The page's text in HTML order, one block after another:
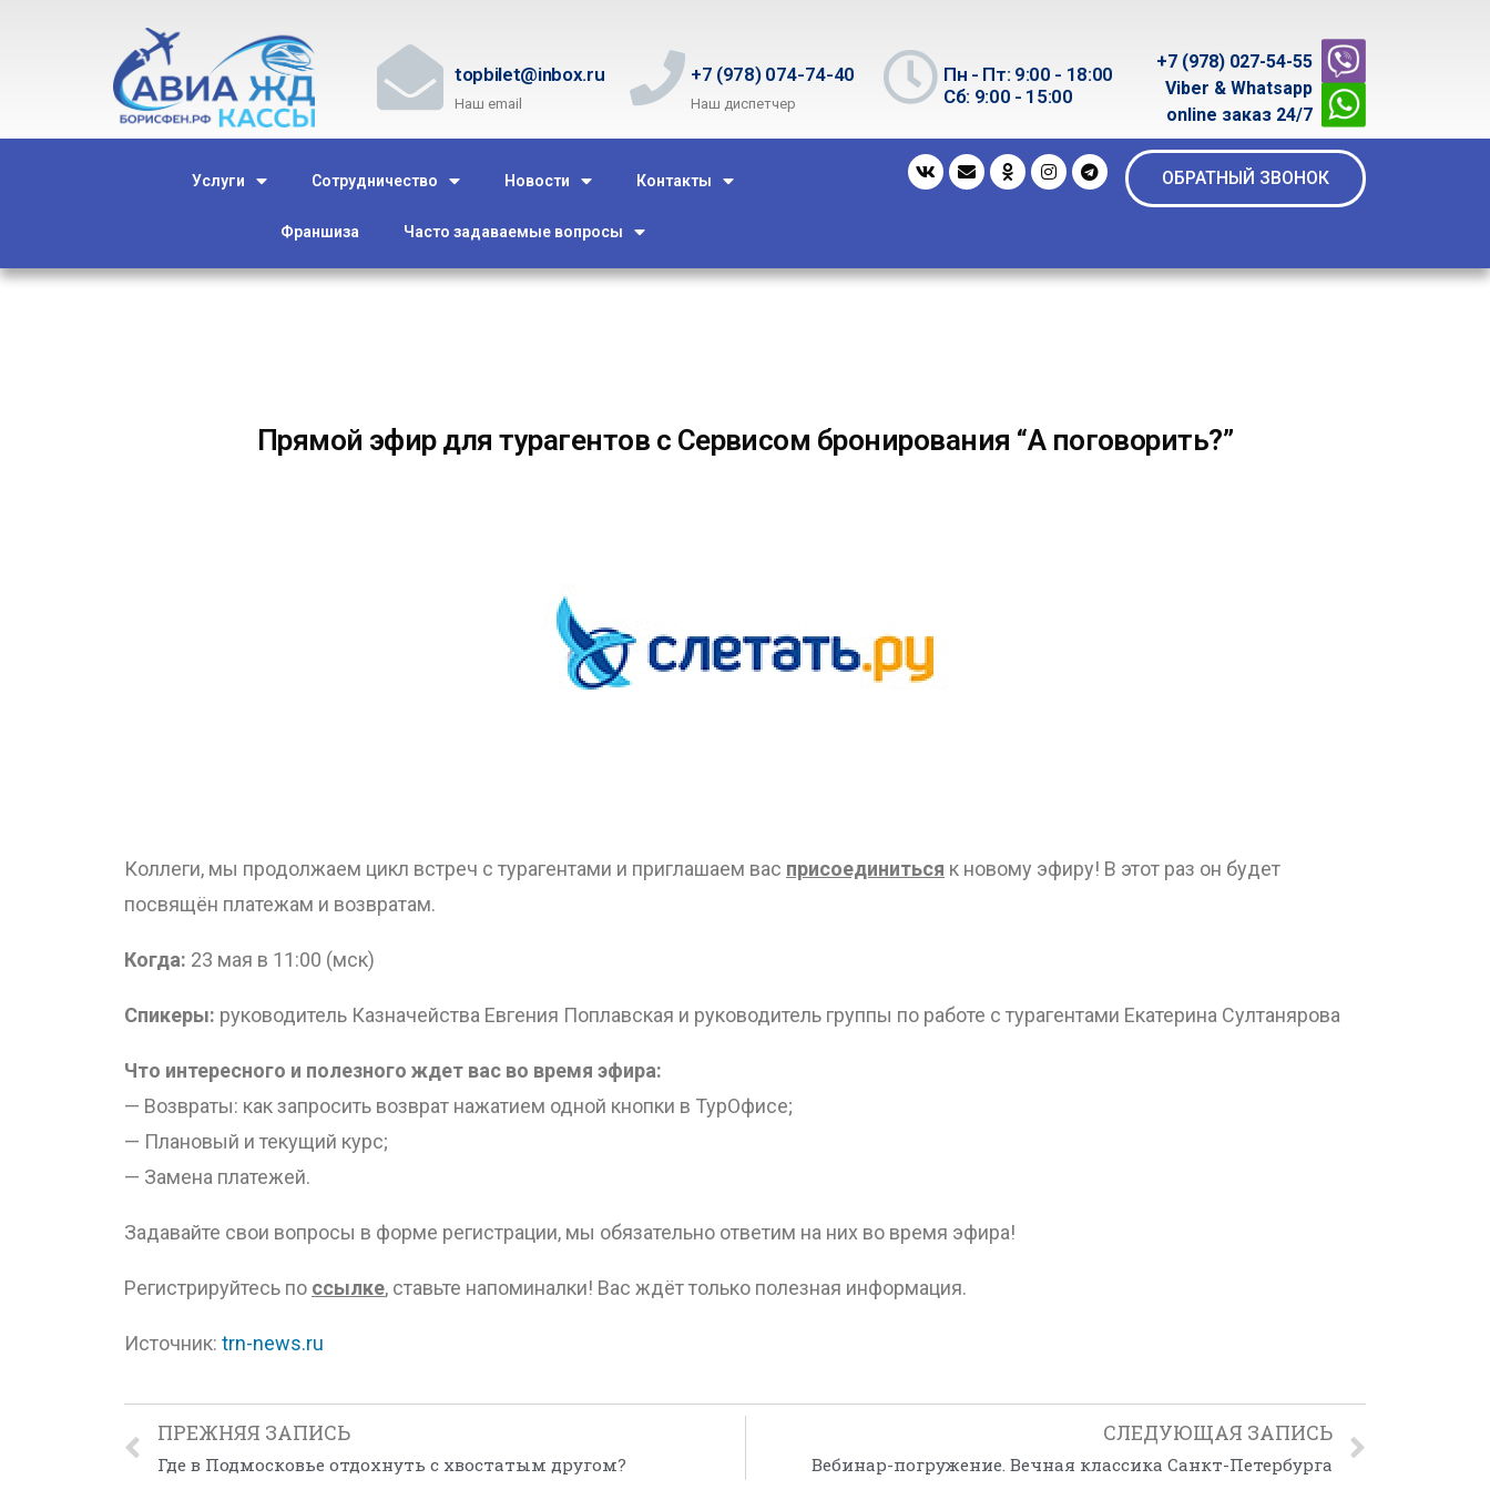
topbilet@inbox.ru
Наш email
+7 (978) 074-74-40
Наш диспетчер
Пн - Пт: 9:00 - 18:00
Сб: 9:00 - 15:00
+7 (978) 027-54-55
Viber & Whatsapp
online заказ 24/7
Услуги Сотрудничество Новости Контакты
Франшиза Часто задаваемые вопросы
ОБРАТНЫЙ ЗВОНОК
Прямой эфир для турагентов с Сервисом бронирования “А поговорить?”
Коллеги, мы продолжаем цикл встреч с турагентами и приглашаем вас присоединиться к новому эфиру! В этот раз он будет
посвящён платежам и возвратам.
Когда: 23 мая в 11:00 (мск)
Спикеры: руководитель Казначейства Евгения Поплавская и руководитель группы по работе с турагентами Екатерина Султанярова
Что интересного и полезного ждет вас во время эфира:
— Возвраты: как запросить возврат нажатием одной кнопки в ТурОфисе;
— Плановый и текущий курс;
— Замена платежей.
Задавайте свои вопросы в форме регистрации, мы обязательно ответим на них во время эфира!
Регистрируйтесь по ссылке, ставьте напоминалки! Вас ждёт только полезная информация.
Источник: trn-news.ru
ПРЕЖНЯЯ ЗАПИСЬ
Где в Подмосковье отдохнуть с хвостатым другом?
СЛЕДУЮЩАЯ ЗАПИСЬ
Вебинар-погружение. Вечная классика Санкт-Петербурга